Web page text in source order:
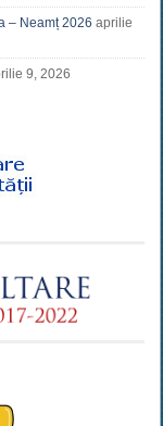
– Neamț 2026 aprilie
9, 2026